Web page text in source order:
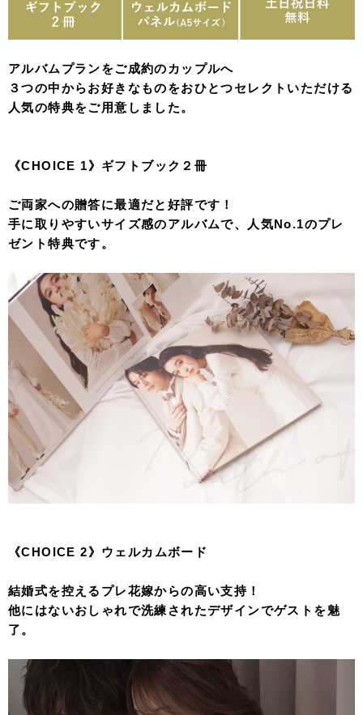
アルバムプランをご成約のカップルへ
３つの中からお好きなものをおひとつセレクトいただける
人気の特典をご用意しました。
《CHOICE 1》ギフトブック２冊
ご両家への贈答に最適だと好評です！
手に取りやすいサイズ感のアルバムで、人気No.1のプレ
ゼント特典です。
《CHOICE 2》ウェルカムボード
結婚式を控えるプレ花嫁からの高い支持！
他にはないおしゃれで洗練されたデザインでゲストを魅
了。